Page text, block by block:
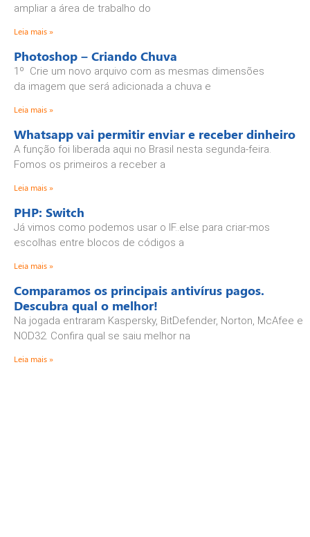
ampliar a área de trabalho do
Leia mais »
Photoshop – Criando Chuva
1º Crie um novo arquivo com as mesmas dimensões
da imagem que será adicionada a chuva e
Leia mais »
Whatsapp vai permitir enviar e receber dinheiro
A função foi liberada aqui no Brasil nesta segunda-feira.
Fomos os primeiros a receber a
Leia mais »
PHP: Switch
Já vimos como podemos usar o IF..else para criar-mos
escolhas entre blocos de códigos a
Leia mais »
Comparamos os principais antivírus pagos.
Descubra qual o melhor!
Na jogada entraram Kaspersky, BitDefender, Norton, McAfee e
NOD32. Confira qual se saiu melhor na
Leia mais »